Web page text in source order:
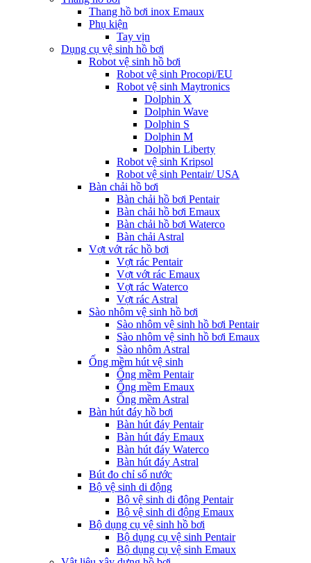
Thang hồ bơi inox Emaux
Phụ kiện
Tay vịn
Dụng cụ vệ sinh hồ bơi
Robot vệ sinh hồ bơi
Robot vệ sinh Procopi/EU
Robot vệ sinh Maytronics
Dolphin X
Dolphin Wave
Dolphin S
Dolphin M
Dolphin Liberty
Robot vệ sinh Kripsol
Robot vệ sinh Pentair/ USA
Bàn chải hồ bơi
Bàn chải hồ bơi Pentair
Bàn chải hồ bơi Emaux
Bàn chải hồ bơi Waterco
Bàn chải Astral
Vợt vớt rác hồ bơi
Vợt rác Pentair
Vợt vớt rác Emaux
Vợt rác Waterco
Vợt rác Astral
Sào nhôm vệ sinh hồ bơi
Sào nhôm vệ sinh hồ bơi Pentair
Sào nhôm vệ sinh hồ bơi Emaux
Sào nhôm Astral
Ống mềm hút vệ sinh
Ống mềm Pentair
Ống mềm Emaux
Ống mềm Astral
Bàn hút đáy hồ bơi
Bàn hút đáy Pentair
Bàn hút đáy Emaux
Bàn hút đáy Waterco
Bàn hút đáy Astral
Bút đo chỉ số nước
Bộ vệ sinh di động
Bộ vệ sinh di động Pentair
Bộ vệ sinh di động Emaux
Bộ dụng cụ vệ sinh hồ bơi
Bộ dụng cụ vệ sinh Pentair
Bộ dụng cụ vệ sinh Emaux